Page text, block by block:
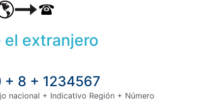
el extranjero
+ 8 + 1234567
nacional + Indicativo Región + Número